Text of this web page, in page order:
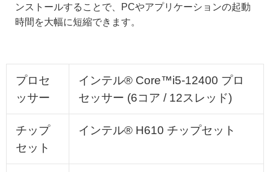
ンストールすることで、PCやアプリケーションの起動
時間を大幅に短縮できます。
プロセ
ッサー
インテル® Core™i5-12400 プロ
セッサー (6コア / 12スレッド)
チップ
セット
インテル® H610 チップセット